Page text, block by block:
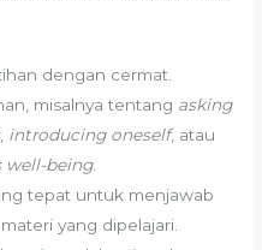
dengan cermat.
misalnya tentang asking
, introducing oneself, atau
well-being.
tepat untuk menjawab
yang dipelajari.